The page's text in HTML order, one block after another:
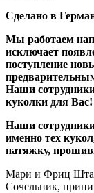
Сделано в
Мы работаем
исключает
поступление
Наши
куколки для Вас!
Наши
именно тех
натяжку,
Мари и Фриц
Сочельник,